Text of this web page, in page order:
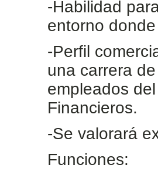
-Habilidad
entorno
-Perfil
una carrera
empleados
Financieros.
-Se valorará
Funciones: